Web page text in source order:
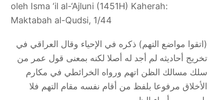
oleh Isma ‘il al-‘Ajluni (1451H) Kaherah:
Maktabah al-Qudsi, 1/44
(‌اتقوا ‌مواضع ‌التهم) ذكره في الإحياء وقال العراقي في
تخريج أحاديثه لم أجد له أصلا لكنه بمعنى قول عمر من
سلك مسالك الظن اتهم ورواه الخرائطي في مكارم
الأخلاق مرفوعا بلفظ من أقام نفسه مقام التهم فلا